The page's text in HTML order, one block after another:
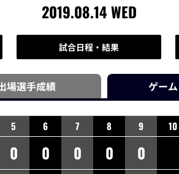
2019.08.14 WED
試合日程・結果
場選手成績 ゲーム
5 6 7 8 9 10
0 0 0 0
0